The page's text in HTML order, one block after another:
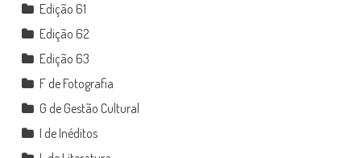
Edição 61
Edição 62
Edição 63
F de Fotografia
G de Gestão Cultural
I de Inéditos